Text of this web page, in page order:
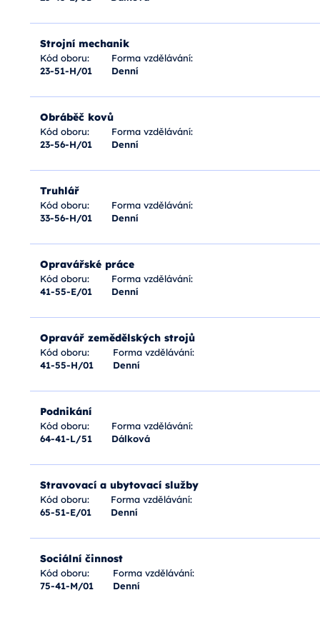
Strojní mechanik
Kód oboru:
23-51-H/01
Forma vzdělávání:
Denní
Obráběč kovů
Kód oboru:
23-56-H/01
Forma vzdělávání:
Denní
Truhlář
Kód oboru:
33-56-H/01
Forma vzdělávání:
Denní
Opravářské práce
Kód oboru:
41-55-E/01
Forma vzdělávání:
Denní
Opravář zemědělských strojů
Kód oboru:
41-55-H/01
Forma vzdělávání:
Denní
Podnikání
Kód oboru:
64-41-L/51
Forma vzdělávání:
Dálková
Stravovací a ubytovací služby
Kód oboru:
65-51-E/01
Forma vzdělávání:
Denní
Sociální činnost
Kód oboru:
75-41-M/01
Forma vzdělávání:
Denní